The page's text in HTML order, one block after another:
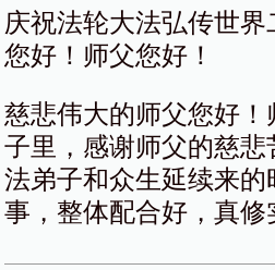
庆祝法轮大法弘传世
您好！师父您好！
慈悲伟大的师父您好
子里，感谢师父的慈
法弟子和众生延续来
事，整体配合好，真